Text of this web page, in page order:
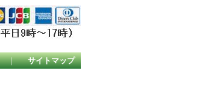
｜ サイトマップ